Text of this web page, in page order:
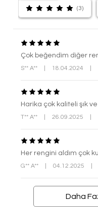
(3)
Çok beğendim diğer
S** A** 18.04.2024
Harika çok kaliteli şık
T** A** 26.09.2025
Her rengini aldım çok
G** A** 04.12.2025
Daha